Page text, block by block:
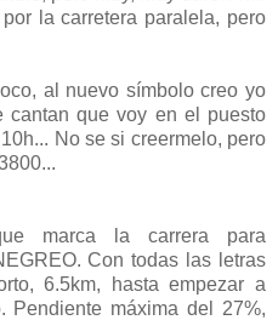
la carretera paralela, pero
al nuevo símbolo creo yo
que voy en el puesto
No se si creermelo, pero
marca la carrera para
Con todas las letras
6.5km, hasta empezar a
Pendiente máxima del 27%,